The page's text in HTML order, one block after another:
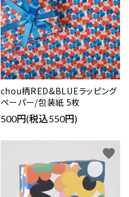
chou柄RED&BLUEラッピング
ペーパー/包装紙 5枚
500円(税込550円)
favorite